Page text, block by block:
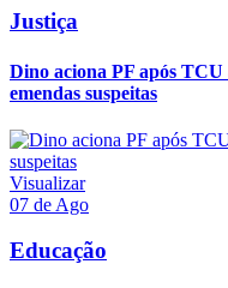
Justiça
Dino aciona PF após
emendas suspeitas
Visualizar
07 de Ago
Educação